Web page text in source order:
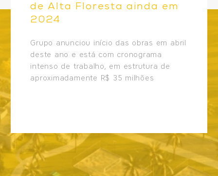
de Alta Floresta ainda em
2024
Grupo anunciou início das obras em abril
deste ano e está com cronograma
intenso de trabalho, em estrutura de
aproximadamente R$ 35 milhões